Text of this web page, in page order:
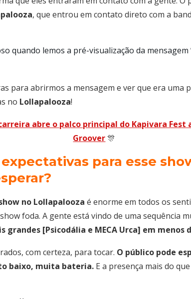
, que entrou em contato direto com a
quando lemos a pré-visualização da mensagem
para abrirmos a mensagem e ver que era uma
no Lollapalooza!
abre o palco principal do Kapivara Fest
Groover 🎊
expectativas para esse
no Lollapalooza é enorme em todos os
foda. A gente está vindo de uma sequência
grandes [Psicodália e MECA Urca] em menos
com certeza, para tocar. O público pode
baixo, muita bateria. E a presença mais do